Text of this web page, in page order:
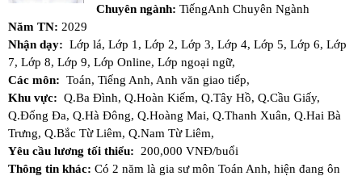
Chuyên ngành: TiếngAnh Chuyên Ngành
Năm TN: 2029
Nhận dạy: Lớp lá, Lớp 1, Lớp 2, Lớp 3, Lớp 4, Lớp 5, Lớp 6, Lớp
7, Lớp 8, Lớp 9, Lớp Online, Lớp ngoại ngữ,
Các môn: Toán, Tiếng Anh, Anh văn giao tiếp,
Khu vực: Q.Ba Đình, Q.Hoàn Kiếm, Q.Tây Hồ, Q.Cầu Giấy,
Q.Đống Đa, Q.Hà Đông, Q.Hoàng Mai, Q.Thanh Xuân, Q.Hai Bà
Trưng, Q.Bắc Từ Liêm, Q.Nam Từ Liêm,
Yêu cầu lương tối thiểu:
200,000 VNĐ/buổi
Thông tin khác: Có 2 năm là gia sư môn Toán Anh, hiện đang ôn